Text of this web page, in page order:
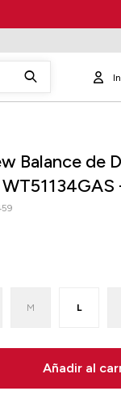
Balance de
M L
Añadir al